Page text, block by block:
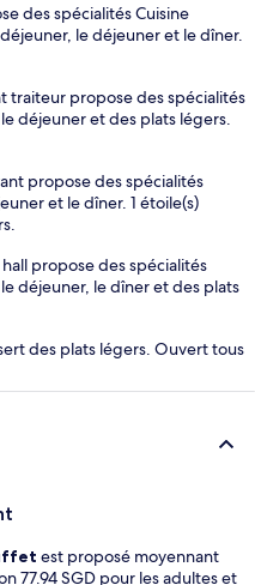
des spécialités Cuisine
le déjeuner et le dîner.
traiteur propose des spécialités
déjeuner et des plats légers.
propose des spécialités
et le dîner. 1 étoile(s)
propose des spécialités
déjeuner, le dîner et des plats
des plats légers. Ouvert tous
est proposé moyennant
77.94 SGD pour les adultes et